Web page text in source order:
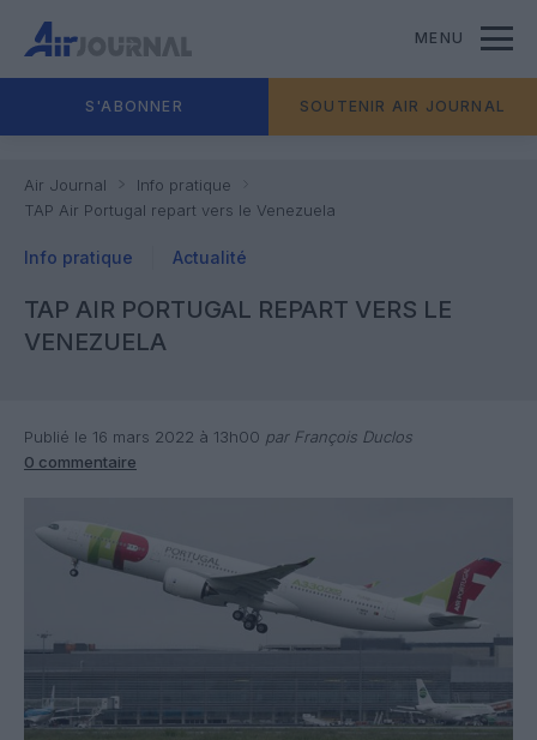
MENU
S'ABONNER SOUTENIR AIR JOURNAL
Air Journal
Info pratique
TAP Air Portugal repart vers le Venezuela
Info pratique Actualité
TAP AIR PORTUGAL REPART VERS LE
VENEZUELA
Publié le 16 mars 2022 à 13h00 par François Duclos
0 commentaire